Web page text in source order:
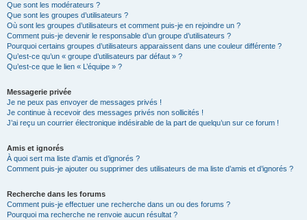
Que sont les modérateurs ?
Que sont les groupes d’utilisateurs ?
Où sont les groupes d’utilisateurs et comment puis-je en rejoindre un ?
Comment puis-je devenir le responsable d’un groupe d’utilisateurs ?
Pourquoi certains groupes d’utilisateurs apparaissent dans une couleur différente ?
Qu’est-ce qu’un « groupe d’utilisateurs par défaut » ?
Qu’est-ce que le lien « L’équipe » ?
Messagerie privée
Je ne peux pas envoyer de messages privés !
Je continue à recevoir des messages privés non sollicités !
J’ai reçu un courrier électronique indésirable de la part de quelqu’un sur ce forum !
Amis et ignorés
À quoi sert ma liste d’amis et d’ignorés ?
Comment puis-je ajouter ou supprimer des utilisateurs de ma liste d’amis et d’ignorés ?
Recherche dans les forums
Comment puis-je effectuer une recherche dans un ou des forums ?
Pourquoi ma recherche ne renvoie aucun résultat ?